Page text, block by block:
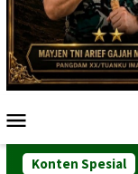
Mobile
Konten Spesial